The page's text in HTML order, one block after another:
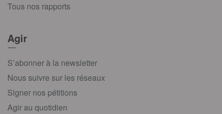
Tous nos rapports
Agir
S’abonner à la newsletter
Nous suivre sur les réseaux
Signer nos pétitions
Agir au quotidien